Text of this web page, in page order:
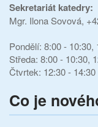
Sekretariát katedry:
Mgr. Ilona Sovová,
Pondělí: 8:00 - 10:30,
Středa: 8:00 - 10:30,
Čtvrtek: 12:30 - 14:30
Co je